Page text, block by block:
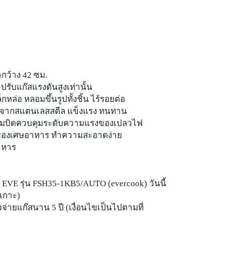
ว้าง 42 ซม.
รับแก๊สแรงดันสูงเท่านั้น
กหล่อ หลอมขึ้นรูปทั้งชิ้น ไร้รอยต่อ
ากสแตนเลสสตีล แข็งแรง ทนทาน
ดควบคุมระดับความแรงของเปลวไฟ
งเศษอาหาร ทำความสะอาดง่าย
าร
รุ่น FSH35-1KB5/AUTO (evercook) วันนี้
กาะ)
ยแก๊สนาน 5 ปี (เงื่อนไขเป็นไปตามที่